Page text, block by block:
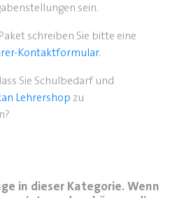
sein.
schreiben Sie bitte eine
Kontaktformular.
Sie Schulbedarf und
Lehrershop zu
in dieser Kategorie. Wenn